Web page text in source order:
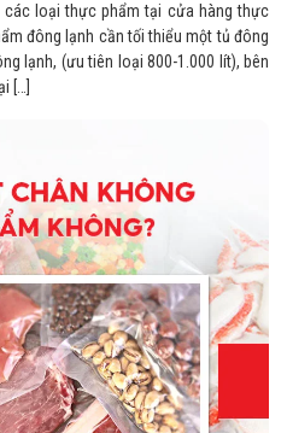
loại thực phẩm tại cửa hàng thực
đông lạnh cần tối thiểu một tủ đông
lạnh, (ưu tiên loại 800-1.000 lít), bên
[…]